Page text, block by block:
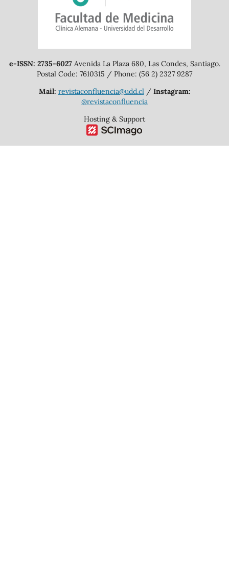
e-ISSN: 2735-6027Avenida La Plaza 680, Las Condes, Santiago.
Postal Code: 7610315 / Phone: (56 2) 2327 9287
Mail: revistaconfluencia@udd.cl/ Instagram:
@revistaconfluencia
Hosting & Support